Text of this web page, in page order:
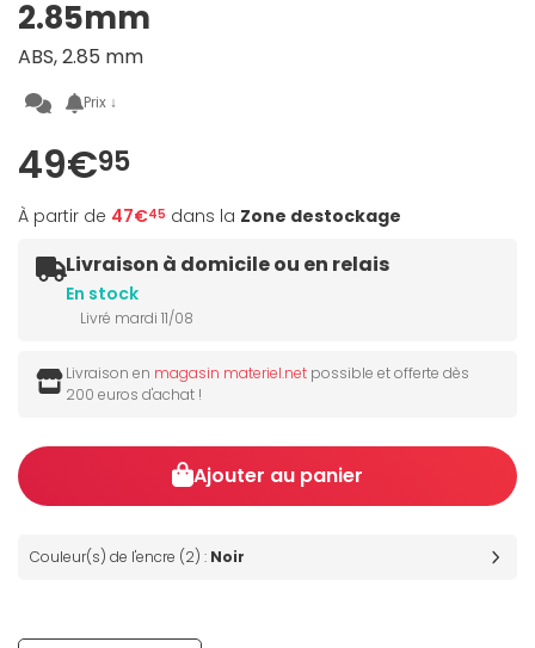
2.85mm
ABS, 2.85 mm
Prix ↓
49€95
À partir de 47€45 dans la Zone destockage
Livraison à domicile ou en relais
En stock
Livré mardi 11/08
Livraison en magasin materiel.net possible et offerte dès
200 euros d'achat !
Ajouter au panier
Couleur(s) de l'encre (2) : Noir